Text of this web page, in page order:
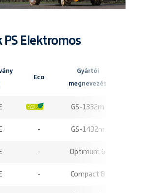
Elektromos
Eco
Gyártói
megnevezés
- GS-1332m
- GS-1432m
- Optimum 6
- Compact 8